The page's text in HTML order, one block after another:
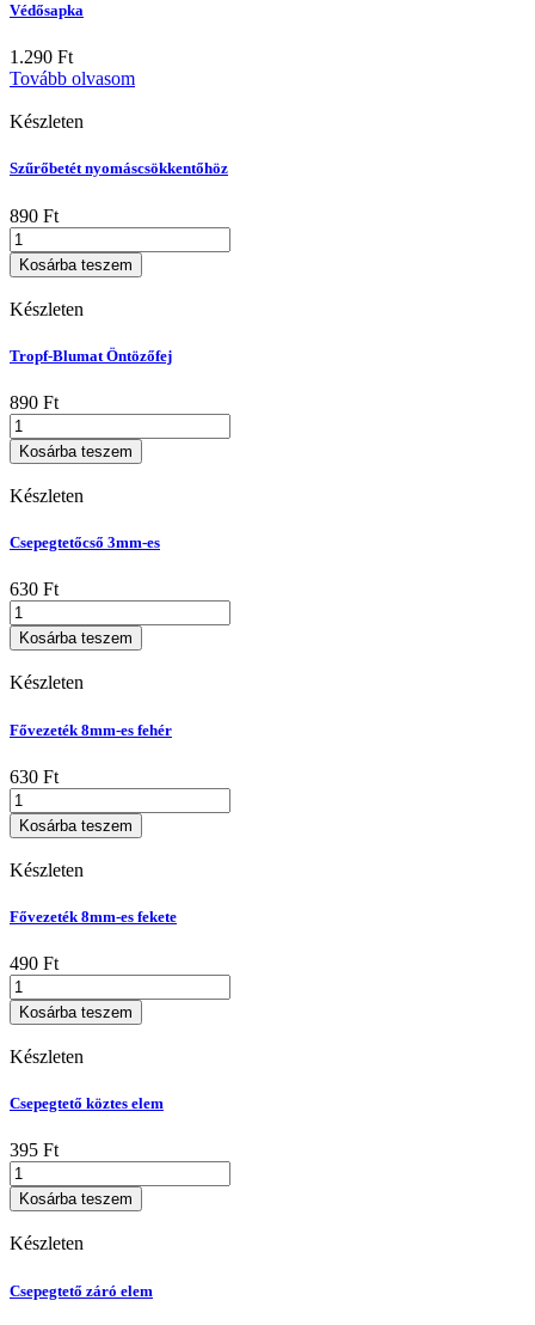
Védősapka
1.290 Ft
Tovább olvasom
Készleten
Szűrőbetét nyomáscsökkentőhöz
890 Ft
Szűrőbetét
nyomáscsökkentőhöz
mennyiség
Kosárba teszem
Készleten
Tropf-Blumat Öntözőfej
890 Ft
Tropf-
Blumat
Öntözőfej
mennyiség
Kosárba teszem
Készleten
Csepegtetőcső 3mm-es
630 Ft
Csepegtetőcső
3mm-
es
mennyiség
Kosárba teszem
Készleten
Fővezeték 8mm-es fehér
630 Ft
Fővezeték
8mm-
es
fehér
mennyiség
Kosárba teszem
Készleten
Fővezeték 8mm-es fekete
490 Ft
Fővezeték
8mm-
es
fekete
mennyiség
Kosárba teszem
Készleten
Csepegtető köztes elem
395 Ft
Csepegtető
köztes
elem
mennyiség
Kosárba teszem
Készleten
Csepegtető záró elem